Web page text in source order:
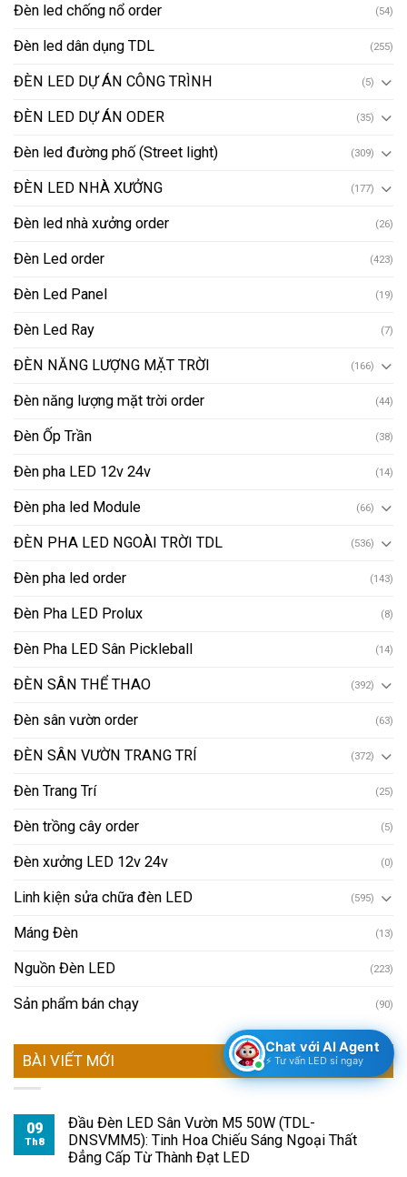
Đèn led chống nổ order (54)
Đèn led dân dụng TDL (255)
ĐÈN LED DỰ ÁN CÔNG TRÌNH (5)
ĐÈN LED DỰ ÁN ODER (35)
Đèn led đường phố (Street light) (309)
ĐÈN LED NHÀ XƯỞNG (177)
Đèn led nhà xưởng order (26)
Đèn Led order (423)
Đèn Led Panel (19)
Đèn Led Ray (7)
ĐÈN NĂNG LƯỢNG MẶT TRỜI (166)
Đèn năng lượng mặt trời order (44)
Đèn Ốp Trần (38)
Đèn pha LED 12v 24v (14)
Đèn pha led Module (66)
ĐÈN PHA LED NGOÀI TRỜI TDL (536)
Đèn pha led order (143)
Đèn Pha LED Prolux (8)
Đèn Pha LED Sân Pickleball (14)
ĐÈN SÂN THỂ THAO (392)
Đèn sân vườn order (63)
ĐÈN SÂN VƯỜN TRANG TRÍ (372)
Đèn Trang Trí (25)
Đèn trồng cây order (5)
Đèn xưởng LED 12v 24v (0)
Linh kiện sửa chữa đèn LED (595)
Máng Đèn (13)
Nguồn Đèn LED (223)
Sản phẩm bán chạy (90)
BÀI VIẾT MỚI
09
Th8
Đầu Đèn LED Sân Vườn M5 50W (TDL-
DNSVMM5): Tinh Hoa Chiếu Sáng Ngoại Thất
Đẳng Cấp Từ Thành Đạt LED
Chat với AI Agent
⚡ Tư vấn LED sỉ ngay